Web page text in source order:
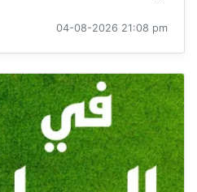
04-08-2026 21:08 pm